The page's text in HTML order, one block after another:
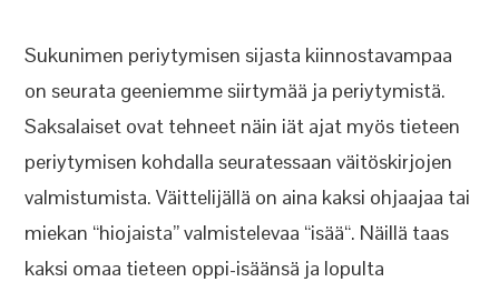
Sukunimen periytymisen sijasta kiinnostavampaa
on seurata geeniemme siirtymää ja periytymistä.
Saksalaiset ovat tehneet näin iät ajat myös tieteen
periytymisen kohdalla seuratessaan väitöskirjojen
valmistumista. Väittelijällä on aina kaksi ohjaajaa tai
miekan “hiojaista” valmistelevaa “isää“. Näillä taas
kaksi omaa tieteen oppi-isäänsä ja lopulta